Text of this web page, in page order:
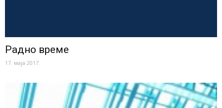
Радно време
17. маја 2017.